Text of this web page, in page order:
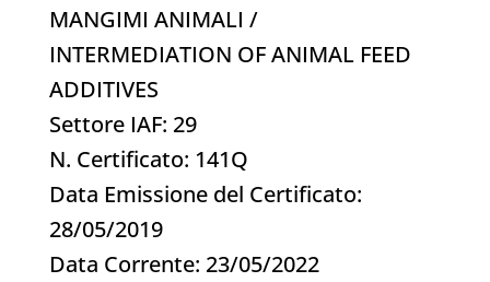
MANGIMI ANIMALI /
INTERMEDIATION OF ANIMAL FEED
ADDITIVES
Settore IAF: 29
N. Certificato: 141Q
Data Emissione del Certificato:
28/05/2019
Data Corrente: 23/05/2022